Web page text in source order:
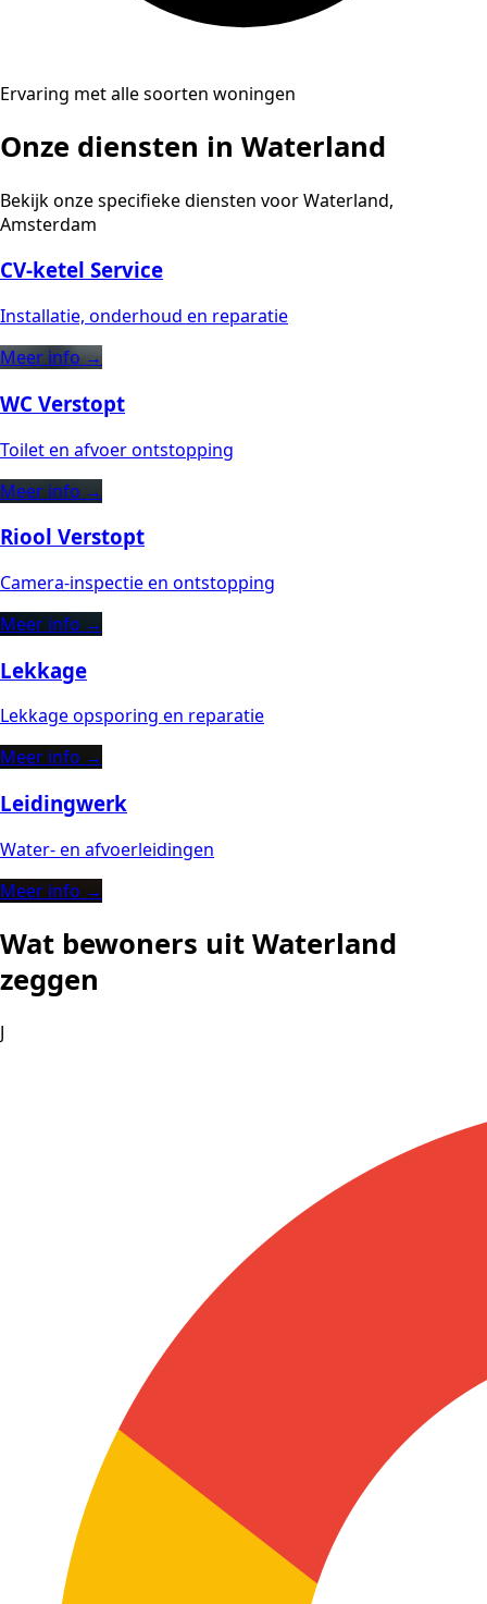
Ervaring met alle soorten woningen
Onze diensten in Waterland
Bekijk onze specifieke diensten voor Waterland,
Amsterdam
CV-ketel Service
Installatie, onderhoud en reparatie
Meer info →
WC Verstopt
Toilet en afvoer ontstopping
Meer info →
Riool Verstopt
Camera-inspectie en ontstopping
Meer info →
Lekkage
Lekkage opsporing en reparatie
Meer info →
Leidingwerk
Water- en afvoerleidingen
Meer info →
Wat bewoners uit Waterland
zeggen
J